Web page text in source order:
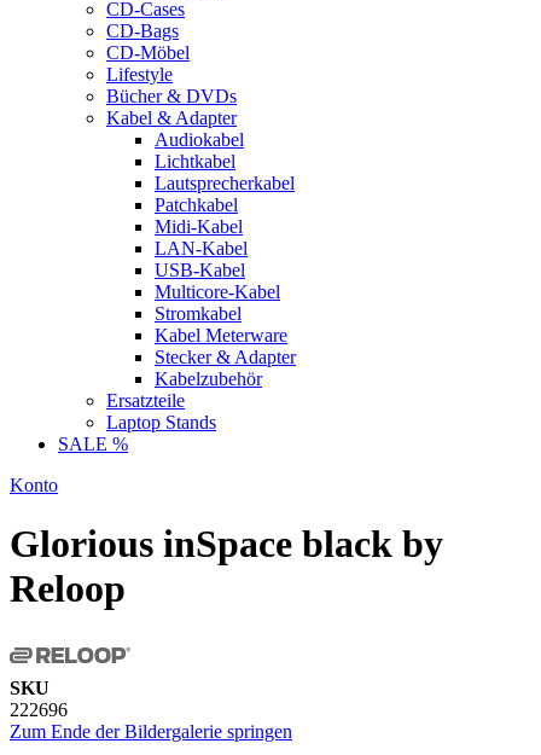
CD-Cases
CD-Bags
CD-Möbel
Lifestyle
Bücher & DVDs
Kabel & Adapter
Audiokabel
Lichtkabel
Lautsprecherkabel
Patchkabel
Midi-Kabel
LAN-Kabel
USB-Kabel
Multicore-Kabel
Stromkabel
Kabel Meterware
Stecker & Adapter
Kabelzubehör
Ersatzteile
Laptop Stands
SALE %
Konto
Glorious inSpace black by
Reloop
SKU
222696
Zum Ende der Bildergalerie springen